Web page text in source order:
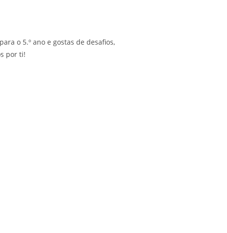
o 5.º ano e gostas de desafios,
por ti!